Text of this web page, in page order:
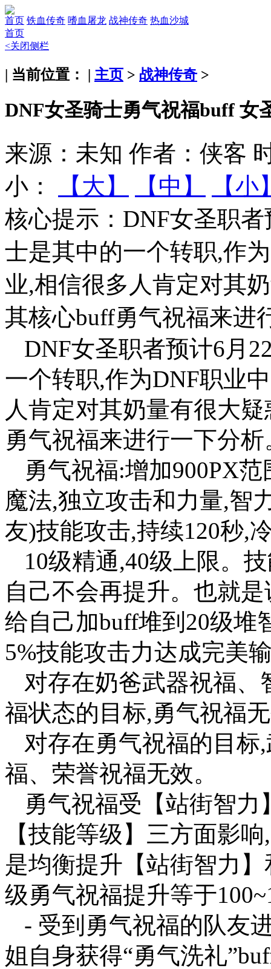
首页 铁血传奇 嗜血屠龙 战神传奇 热血沙城
首页
<关闭侧栏
| 当前位置： | 主页 > 战神传奇 >
DNF女圣骑士勇气祝福buff 女
来源：未知 作者：侠客
小：
【大】 【中】
【小
核心提示： DNF女圣职
士是其中的一个转职,作
业,相信很多人肯定对其
其核心buff勇气祝福来进
DNF女圣职者预计6月
一个转职,作为DNF职业
人肯定对其奶量有很大
勇气祝福来进行一下分析
勇气祝福:增加900PX
魔法,独立攻击和力量,智
友)技能攻击,持续120秒,
10级精通,40级上限。
自己不会再提升。也就
给自己加buff堆到20级堆
5%技能攻击力达成完美
对存在奶爸武器祝福
福状态的目标,勇气祝福
对存在勇气祝福的目
福、荣誉祝福无效。
勇气祝福受【站街智
【技能等级】三方面影
是均衡提升【站街智力
级勇气祝福提升等于
- 受到勇气祝福的队友
姐自身获得“勇气洗礼